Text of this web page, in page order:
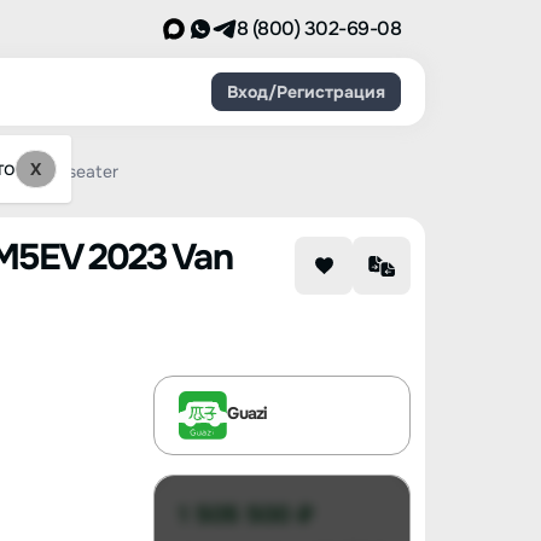
8 (800) 302-69-08
X
Вход/Регистрация
Basic 2-seater
2023 Van
Guazi